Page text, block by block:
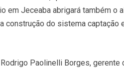
em Jeceaba abrigará também o
construção do sistema captação
Paolinelli Borges,